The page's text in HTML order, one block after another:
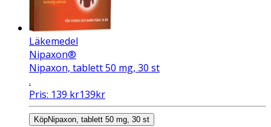
Läkemedel
Nipaxon®
Nipaxon, tablett 50 mg, 30 st
.
Pris: 139 kr139kr
KöpNipaxon, tablett 50 mg, 30 st